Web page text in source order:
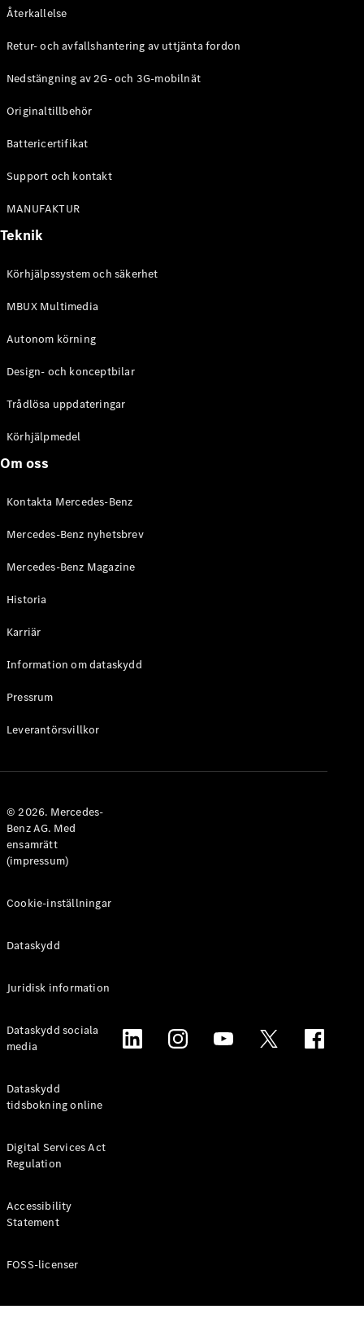
Benz Online
Store
Cabriolet / Roadster
CLE
Mercedes-
Roadster
Maybach SL
Monogram
Series
Store
VLE Elektrisk
Mercedes-
Familjebilar
van
Marco Polo
Marco Polo
Horizon
Konfigurator
Store
Återkallelse
Retur- och avfallshantering av uttjänta fordon
Nedstängning av 2G- och 3G-mobilnät
Originaltillbehör
Battericertifikat
Support och kontakt
MANUFAKTUR
Teknik
Körhjälpssystem och säkerhet
MBUX Multimedia
Autonom körning
Design- och konceptbilar
Trådlösa uppdateringar
Körhjälpmedel
Om oss
Kontakta Mercedes-Benz
Mercedes-Benz nyhetsbrev
Mercedes-Benz Magazine
Historia
Karriär
Information om dataskydd
Pressrum
Leverantörsvillkor
© 2026. Mercedes-
Benz AG. Med
ensamrätt
(impressum)
Cookie-inställningar
Dataskydd
Juridisk information
Dataskydd sociala
media
Dataskydd
tidsbokning online
Digital Services Act
Regulation
Accessibility
Statement
FOSS-licenser